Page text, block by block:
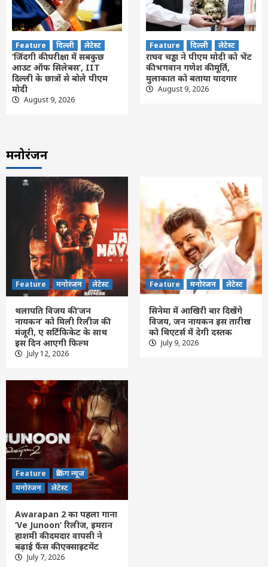
Feature दिल्ली लेटेस्ट
‘जिंदगी की परीक्षा में सबकुछ
आउट ऑफ सिलेबस’, IIT
दिल्ली के छात्रों से बोले पीएम
मोदी
August 9, 2026
Feature दिल्ली लेटेस्ट
राघव चड्ढा ने पीएम मोदी को भेंट
की भगवान गणेश की मूर्ति,
मुलाकात को बताया यादगार
August 9, 2026
मनोरंजन
Feature मनोरंजन लेटेस्ट
थलापति विजय की ‘जन
नायकन’ को मिली रिलीज की
मंजूरी, ए सर्टिफिकेट के साथ
इस दिन आएगी फिल्म
July 12, 2026
Feature मनोरंजन लेटेस्ट
सिनेमा में आखिरी बार दिखेंगे
विजय, जन नायकन इस तारीख
को थिएटर्स में देगी दस्तक
July 9, 2026
Feature
ब्रेकिंग न्यूज
मनोरंजन
लेटेस्ट
Awarapan 2 का पहला गाना
‘Ve Junoon’ रिलीज, इमरान
हाशमी की दमदार वापसी ने
बढ़ाई फैंस की एक्साइटमेंट
July 7, 2026
Feature
4
Feature दिल्ली लेटेस्ट
‘जिंदगी की परीक्षा में सबकुछ आउट ऑफ सिलेबस’,
IIT दिल्ली के छात्रों से बोले पीएम मोदी
5
Feature दिल्ली
राघव चड्ढा ने पीएम मोदी को भेंट की भगवान गणेश
की मूर्ति, मुलाकात को बताया यादगार
Feature दिल्ली
प्रधानमंत्री ने आईआईटी दिल्ली के 57वें दीक्षांत